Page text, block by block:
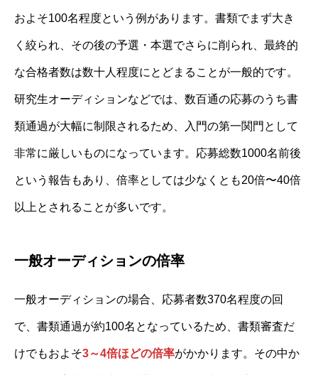
およそ100名程度という例があります。書類でまず大き
く絞られ、その後の予選・本選でさらに削られ、最終的
な合格者数は数十人程度にとどまることが一般的です。
研究生オーディションなどでは、数百通の応募のうち書
類通過が大幅に制限されるため、入門の第一関門として
非常に厳しいものになっています。応募総数1000名前後
という報告もあり、倍率としては少なくとも20倍〜40倍
以上とされることが多いです。
一般オーディションの倍率
一般オーディションの場合、応募者数370名程度の回
で、書類通過が約100名となっているため、書類審査だ
けでもおよそ3～4倍ほどの倍率がかかります。その中か